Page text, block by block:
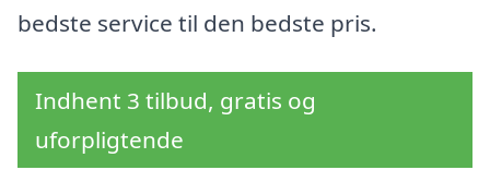
bedste service til den bedste pris.
Indhent 3 tilbud, gratis og
uforpligtende